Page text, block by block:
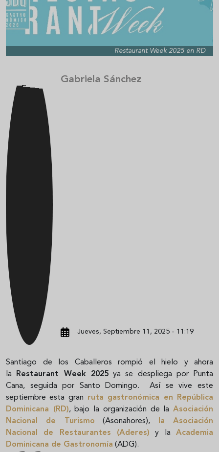
Restaurant Week 2025 en RD
Gabriela Sánchez
Jueves, Septiembre 11, 2025 - 11:19
Santiago de los Caballeros rompió el hielo y ahora
la Restaurant Week 2025ya se despliega por Punta
Cana, seguida por Santo Domingo. Así se vive este
septiembre esta gran ruta gastronómica en República
Dominicana (RD), bajo la organización de laAsociación
Nacional de Turismo (Asonahores), la Asociación
Nacional de Restaurantes (Aderes) y la Academia
Dominicana de Gastronomía (ADG).